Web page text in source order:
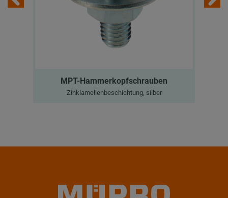
MPT-Hammerkopfschrauben
Zinklamellenbeschichtung, silber